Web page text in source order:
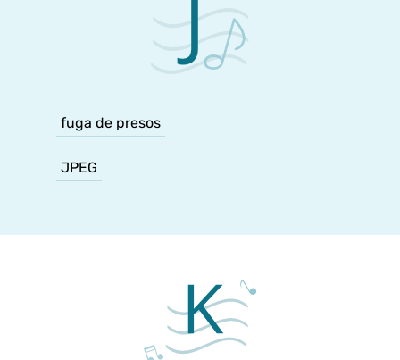
fuga de presos
JPEG